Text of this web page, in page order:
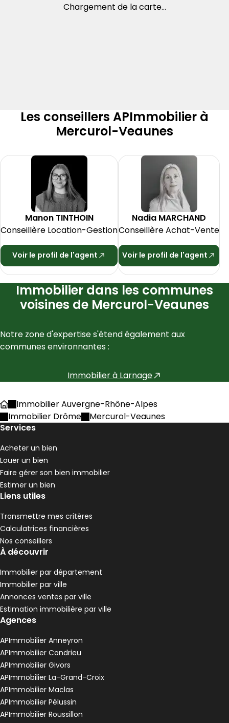
Chargement de la carte...
Les conseillers APImmobilier à
Mercurol-Veaunes
Manon TINTHOIN
Conseillère Location-Gestion
Voir le profil de l'agent
Nadia MARCHAND
Conseillère Achat-Vente
Voir le profil de l'agent
Immobilier dans les communes
voisines de Mercurol-Veaunes
Notre zone d'expertise s'étend également aux
communes environnantes :
Immobilier à Larnage
AccueilImmobilier Auvergne-Rhône-Alpes
Immobilier Drôme
Mercurol-Veaunes
Services
Acheter un bien
Louer un bien
Faire gérer son bien immobilier
Estimer un bien
Liens utiles
Transmettre mes critères
Calculatrices financières
Nos conseillers
À découvrir
Immobilier par département
Immobilier par ville
Annonces ventes par ville
Estimation immobilière par ville
Agences
APImmobilier Anneyron
APImmobilier Condrieu
APImmobilier Givors
APImmobilier La-Grand-Croix
APImmobilier Maclas
APImmobilier Pélussin
APImmobilier Roussillon